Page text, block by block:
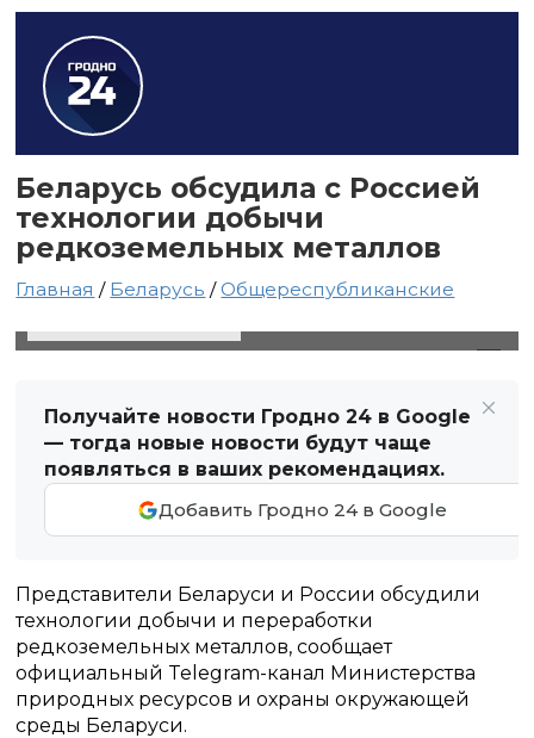
Беларусь обсудила с Россией
технологии добычи
редкоземельных металлов
Главная / Беларусь /Общереспубликанские
Получайте новости Гродно 24 в Google
— тогда новые новости будут чаще
появляться в ваших рекомендациях.
Добавить Гродно 24 в Google
Представители Беларуси и России обсудили
технологии добычи и переработки
редкоземельных металлов, сообщает
официальный Telegram-канал Министерства
природных ресурсов и охраны окружающей
среды Беларуси.